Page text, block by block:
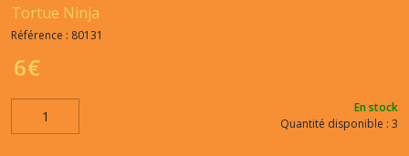
Tortue Ninja
Référence : 80131
6€
En stock
Quantité disponible : 3